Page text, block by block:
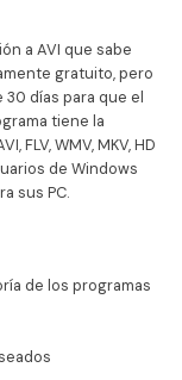
a AVI que sabe
gratuito, pero
días para que el
tiene la
FLV, WMV, MKV, HD
de Windows
sus PC.
de los programas